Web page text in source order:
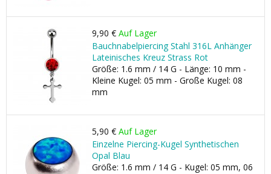
9,90 € Auf Lager
Bauchnabelpiercing Stahl 316L Anhänger
Lateinisches Kreuz Strass Rot
Größe: 1.6 mm / 14 G - Länge: 10 mm -
Kleine Kugel: 05 mm - Große Kugel: 08
mm
5,90 € Auf Lager
Einzelne Piercing-Kugel Synthetischen
Opal Blau
Größe: 1.6 mm / 14 G - Kugel: 05 mm, 06